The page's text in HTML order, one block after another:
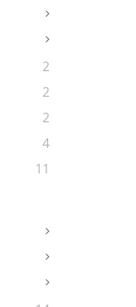
2
2
2
4
11